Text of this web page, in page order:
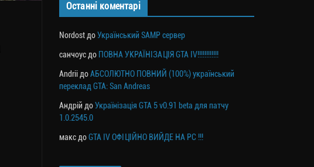
Останні коментарі
Nordost доУкраїнський SAMP сервер
санчоус до ПОВНА УКРАЇНІЗАЦІЯ GTA IV!!!!!!!!!!!!
Andrii доАБСОЛЮТНО ПОВНИЙ (100%) український
переклад GTA: San Andreas
Андрій доУкраїнізація GTA 5 v0.91 beta для патчу
1.0.2545.0
макс доGTA IV ОФІЦІЙНО ВИЙДЕ НА PC !!!